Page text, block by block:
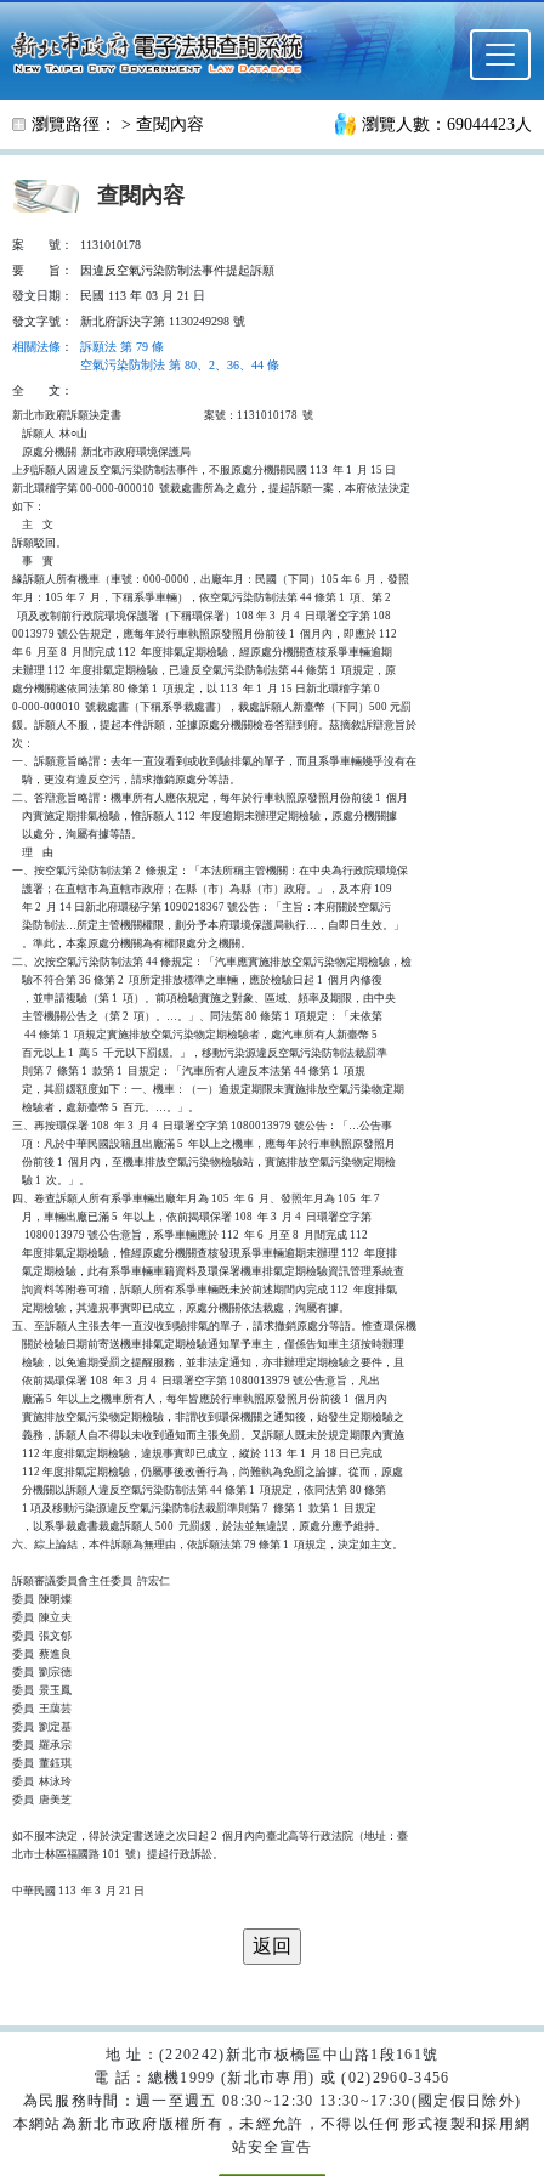
跳至主要內容
瀏覽路徑： > 查閱內容 瀏覽人數：69044423人
查閱內容
案 號：
1131010178
要
旨：
因違反空氣污染防制法事件提起訴願
發文日期：
民國 113 年 03 月 21 日
發文字號：
新北府訴決字第 1130249298 號
相關法條 ：
訴願法 第 79 條
空氣污染防制法 第 80、2、36、44 條
全
文：
新北市政府訴願決定書                                  案號：1131010178  號
    訴願人  林○山
    原處分機關  新北市政府環境保護局
上列訴願人因違反空氣污染防制法事件，不服原處分機關民國 113  年 1  月 15 日
新北環稽字第 00-000-000010  號裁處書所為之處分，提起訴願一案，本府依法決定
如下：
    主    文
訴願駁回。
    事    實
緣訴願人所有機車（車號：000-0000，出廠年月：民國（下同）105 年 6  月，發照
年月：105 年 7  月，下稱系爭車輛），依空氣污染防制法第 44 條第 1  項、第 2
  項及改制前行政院環境保護署（下稱環保署）108 年 3  月 4  日環署空字第 108
0013979 號公告規定，應每年於行車執照原發照月份前後 1  個月內，即應於 112
年 6  月至 8  月間完成 112  年度排氣定期檢驗，經原處分機關查核系爭車輛逾期
未辦理 112  年度排氣定期檢驗，已違反空氣污染防制法第 44 條第 1  項規定，原
處分機關遂依同法第 80 條第 1  項規定，以 113  年 1  月 15 日新北環稽字第 0
0-000-000010  號裁處書（下稱系爭裁處書），裁處訴願人新臺幣（下同）500 元罰
鍰。訴願人不服，提起本件訴願，並據原處分機關檢卷答辯到府。茲摘敘訴辯意旨於
次：
一、訴願意旨略謂：去年一直沒看到或收到驗排氣的單子，而且系爭車輛幾乎沒有在
    騎，更沒有違反空污，請求撤銷原處分等語。
二、答辯意旨略謂：機車所有人應依規定，每年於行車執照原發照月份前後 1  個月
    內實施定期排氣檢驗，惟訴願人 112  年度逾期未辦理定期檢驗，原處分機關據
    以處分，洵屬有據等語。
    理    由
一、按空氣污染防制法第 2  條規定：「本法所稱主管機關：在中央為行政院環境保
    護署；在直轄市為直轄市政府；在縣（市）為縣（市）政府。」，及本府 109
    年 2  月 14 日新北府環秘字第 1090218367 號公告：「主旨：本府關於空氣污
    染防制法…所定主管機關權限，劃分予本府環境保護局執行…，自即日生效。」
    。準此，本案原處分機關為有權限處分之機關。
二、次按空氣污染防制法第 44 條規定：「汽車應實施排放空氣污染物定期檢驗，檢
    驗不符合第 36 條第 2  項所定排放標準之車輛，應於檢驗日起 1  個月內修復
    ，並申請複驗（第 1  項）。前項檢驗實施之對象、區域、頻率及期限，由中央
    主管機關公告之（第 2  項）。…。」、同法第 80 條第 1  項規定：「未依第
     44 條第 1  項規定實施排放空氣污染物定期檢驗者，處汽車所有人新臺幣 5
    百元以上 1  萬 5  千元以下罰鍰。」，移動污染源違反空氣污染防制法裁罰準
    則第 7  條第 1  款第 1  目規定：「汽車所有人違反本法第 44 條第 1  項規
    定，其罰鍰額度如下：一、機車：（一）逾規定期限未實施排放空氣污染物定期
    檢驗者，處新臺幣 5  百元。…。」。
三、再按環保署 108  年 3  月 4  日環署空字第 1080013979 號公告：「…公告事
    項：凡於中華民國設籍且出廠滿 5  年以上之機車，應每年於行車執照原發照月
    份前後 1  個月內，至機車排放空氣污染物檢驗站，實施排放空氣污染物定期檢
    驗 1  次。」。
四、卷查訴願人所有系爭車輛出廠年月為 105  年 6  月、發照年月為 105  年 7
    月，車輛出廠已滿 5  年以上，依前揭環保署 108  年 3  月 4  日環署空字第
     1080013979 號公告意旨，系爭車輛應於 112  年 6  月至 8  月間完成 112
    年度排氣定期檢驗，惟經原處分機關查核發現系爭車輛逾期未辦理 112  年度排
    氣定期檢驗，此有系爭車輛車籍資料及環保署機車排氣定期檢驗資訊管理系統查
    詢資料等附卷可稽，訴願人所有系爭車輛既未於前述期間內完成 112  年度排氣
    定期檢驗，其違規事實即已成立，原處分機關依法裁處，洵屬有據。
五、至訴願人主張去年一直沒收到驗排氣的單子，請求撤銷原處分等語。惟查環保機
    關於檢驗日期前寄送機車排氣定期檢驗通知單予車主，僅係告知車主須按時辦理
    檢驗，以免逾期受罰之提醒服務，並非法定通知，亦非辦理定期檢驗之要件，且
    依前揭環保署 108  年 3  月 4  日環署空字第 1080013979 號公告意旨，凡出
    廠滿 5  年以上之機車所有人，每年皆應於行車執照原發照月份前後 1  個月內
    實施排放空氣污染物定期檢驗，非謂收到環保機關之通知後，始發生定期檢驗之
    義務，訴願人自不得以未收到通知而主張免罰。又訴願人既未於規定期限內實施
    112 年度排氣定期檢驗，違規事實即已成立，縱於 113  年 1  月 18 日已完成
    112 年度排氣定期檢驗，仍屬事後改善行為，尚難執為免罰之論據。從而，原處
    分機關以訴願人違反空氣污染防制法第 44 條第 1  項規定，依同法第 80 條第
    1 項及移動污染源違反空氣污染防制法裁罰準則第 7  條第 1  款第 1  目規定
    ，以系爭裁處書裁處訴願人 500  元罰鍰，於法並無違誤，原處分應予維持。
六、綜上論結，本件訴願為無理由，依訴願法第 79 條第 1  項規定，決定如主文。
訴願審議委員會主任委員  許宏仁
委員  陳明燦
委員  陳立夫
委員  張文郁
委員  蔡進良
委員  劉宗德
委員  景玉鳳
委員  王藹芸
委員  劉定基
委員  羅承宗
委員  董鈺琪
委員  林泳玲
委員  唐美芝
如不服本決定，得於決定書送達之次日起 2  個月內向臺北高等行政法院（地址：臺
北市士林區福國路 101  號）提起行政訴訟。
地 址：(220242)新北市板橋區中山路1段161號
電 話：總機1999 (新北市專用) 或 (02)2960-3456
為民服務時間：週一至週五 08:30~12:30 13:30~17:30(國定假日除外)
本網站為新北市政府版權所有，未經允許，不得以任何形式複製和採用網
站安全宣告